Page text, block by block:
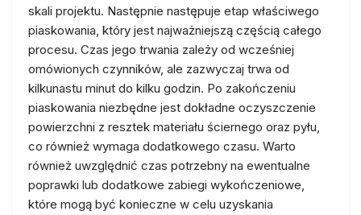
skali projektu. Następnie następuje etap właściwego
piaskowania, który jest najważniejszą częścią całego
procesu. Czas jego trwania zależy od wcześniej
omówionych czynników, ale zazwyczaj trwa od
kilkunastu minut do kilku godzin. Po zakończeniu
piaskowania niezbędne jest dokładne oczyszczenie
powierzchni z resztek materiału ściernego oraz pyłu,
co również wymaga dodatkowego czasu. Warto
również uwzględnić czas potrzebny na ewentualne
poprawki lub dodatkowe zabiegi wykończeniowe,
które mogą być konieczne w celu uzyskania